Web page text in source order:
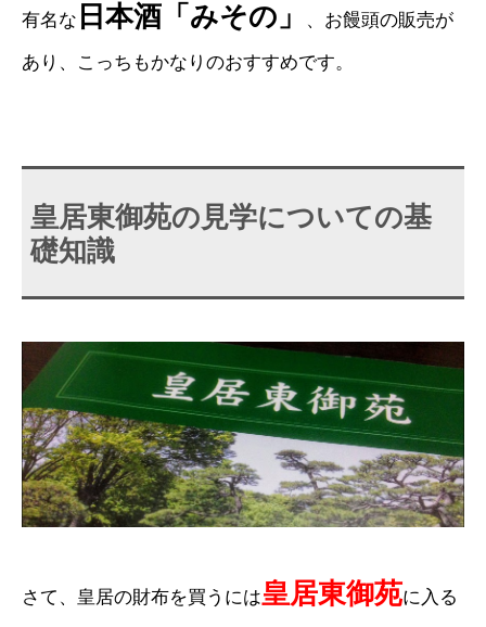
有名な 日本酒「みその」 、お饅頭の販売が
あり、こっちもかなりのおすすめです。
皇居東御苑の見学についての基
礎知識
さて、皇居の財布を買うには皇居東御苑に入る